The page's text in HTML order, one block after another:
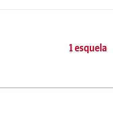
1 esquela